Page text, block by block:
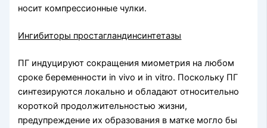
носит компрессионные чулки.
Ингибиторы простагландинсинтетазы
ПГ индуцируют сокращения миометрия на любом
сроке беременности in vivo и in vitro. Поскольку ПГ
синтезируются локально и обладают относительно
короткой продолжительностью жизни,
предупреждение их образования в матке могло бы